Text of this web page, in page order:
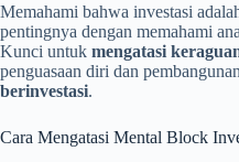
Memahami bahwa investasi
pentingnya dengan memahami
Kunci untuk mengatasi
penguasaan diri dan pembangunan
berinvestasi.
Cara Mengatasi Mental Block